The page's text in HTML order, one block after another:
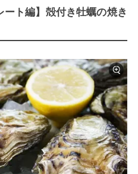
ート編】殻付き牡蠣の焼き